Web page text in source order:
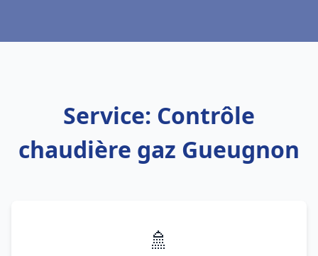
Service: Contrôle
chaudière gaz Gueugnon
🚿